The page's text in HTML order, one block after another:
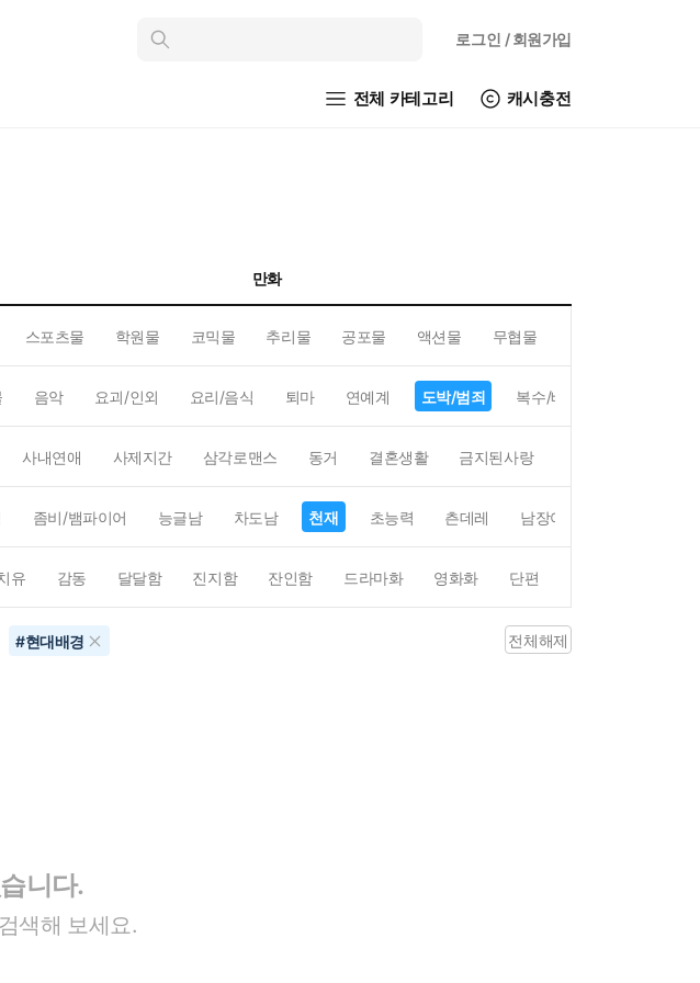
인
로그인 / 회원가입
전체 카테고리 캐시충전
만화
스포츠물 학원물 코믹물 추리물 공포물 액션물 무협물
음악 요괴/인외 요리/음식 퇴마 연예계 도박/범죄 복수/배신
사내연애 사제지간 삼각로맨스 동거 결혼생활 금지된사랑
좀비/뱀파이어 능글남 차도남 천재 초능력 츤데레 남장여자
유 감동 달달함 진지함 잔인함 드라마화 영화화 단편
#현대배경 전체해제
니다.
색해 보세요.